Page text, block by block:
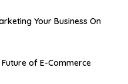
Your Business On
of E-Commerce